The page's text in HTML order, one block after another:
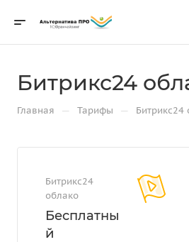
Битрикс24
Главная — Тарифы — Битрикс24
Битрикс24
облако
Бесплатны
й